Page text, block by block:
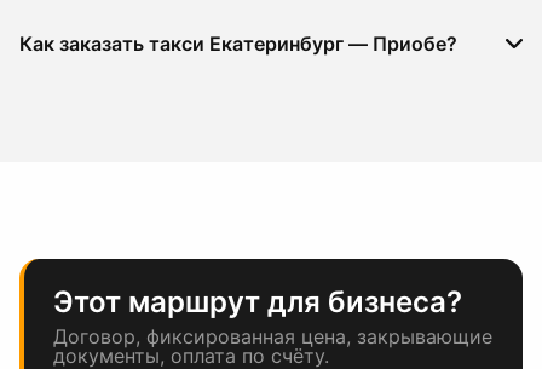
Как заказать такси Екатеринбург — Приобе?
Этот маршрут для бизнеса?
Договор, фиксированная цена, закрывающие
документы, оплата по счёту.